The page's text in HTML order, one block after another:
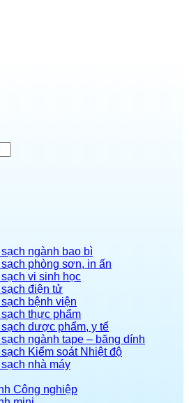
ngành bao bì
phòng sơn, in ấn
vi sinh học
sạch điện tử
bệnh viện
thực phẩm
sạch dược phẩm, y tế
ngành tape – băng dính
Kiểm soát Nhiệt độ
nhà máy
Công nghiệp